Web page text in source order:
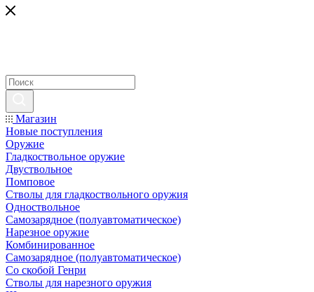
Магазин
Новые поступления
Оружие
Гладкоствольное оружие
Двуствольное
Помповое
Стволы для гладкоствольного оружия
Одноствольное
Самозарядное (полуавтоматическое)
Нарезное оружие
Комбинированное
Самозарядное (полуавтоматическое)
Со скобой Генри
Стволы для нарезного оружия